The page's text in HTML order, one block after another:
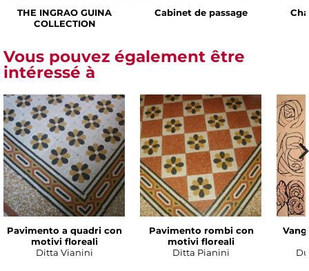
THE INGRAO GUINA
COLLECTION
Cabinet de passage
Vous pouvez également être
intéressé à
Pavimento a quadri con
motivi floreali
Ditta Vianini
Pavimento rombi con
motivi floreali
Ditta Pianini